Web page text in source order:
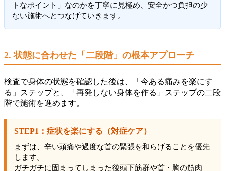
トなポイント」なのかを丁寧に見極め、安全かつ負担の少
ない施術へとつなげていきます。
2. 状態に合わせた「二段階」の根本アプローチ
検査で身体の状態を確認した後は、「今ある痛みを楽にす
る」ステップと、「再発しない身体を作る」ステップの二段
階で施術を進めます。
STEP1：症状を楽にする（対症ケア）
まずは、辛い頭痛や過度な首の緊張を和らげることを優先
します。
ガチガチに固まってしまった後頭下筋群や首・胸の筋肉